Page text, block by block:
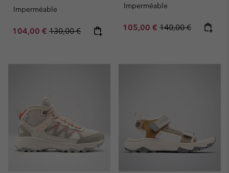
Imperméable
Sale price:
104,00 € Regular price:
130,00 €
Imperméable
Sale price:
105,00 € Regular price:
140,00 €